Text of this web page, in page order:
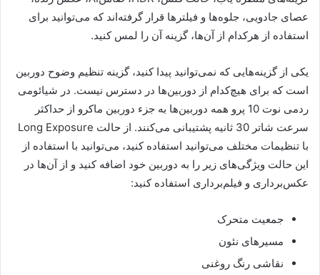
عصای جادویی، جلوه‌ها و فیلترها قرار گرفته‌اند که می‌توانید برای
استفاده از هرکدام از آن‌ها، گزینه آن را لمس کنید.
یکی از گزینه‌هایی که نمی‌توانید پیدا کنید، گزینه تنظیم وضوح دوربین
است که برای هیچ‌کدام از دوربین‌ها در دسترس نیست. در شیائومی
ردمی نوت 10 پرو همه دوربین‌ها به جزء دوربین ماکرو از حداکثر
سرعت شاتر 30 ثانیه پشتیبانی می‌کنند. از حالت Long Exposure
با تنظیمات مختلف می‌توانید استفاده کنید، می‌توانید با استفاده از
این حالت ویژگی‌های زیر را به دوربین خود اضافه کنید و از آن‌ها در
عکس‌برداری و فیلم‌برداری استفاده کنید:
جمعیت متحرک
مسیرهای نئون
نقاشی رنگ روغنی